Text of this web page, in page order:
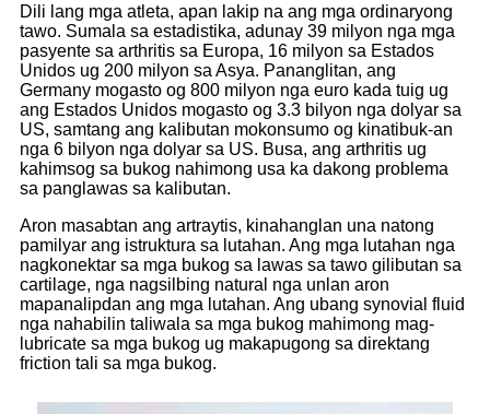
Dili lang mga atleta, apan lakip na ang mga ordinaryong
tawo. Sumala sa estadistika, adunay 39 milyon nga mga
pasyente sa arthritis sa Europa, 16 milyon sa Estados
Unidos ug 200 milyon sa Asya. Pananglitan, ang
Germany mogasto og 800 milyon nga euro kada tuig ug
ang Estados Unidos mogasto og 3.3 bilyon nga dolyar sa
US, samtang ang kalibutan mokonsumo og kinatibuk-an
nga 6 bilyon nga dolyar sa US. Busa, ang arthritis ug
kahimsog sa bukog nahimong usa ka dakong problema
sa panglawas sa kalibutan.
Aron masabtan ang artraytis, kinahanglan una natong
pamilyar ang istruktura sa lutahan. Ang mga lutahan nga
nagkonektar sa mga bukog sa lawas sa tawo gilibutan sa
cartilage, nga nagsilbing natural nga unlan aron
mapanalipdan ang mga lutahan. Ang ubang synovial fluid
nga nahabilin taliwala sa mga bukog mahimong mag-
lubricate sa mga bukog ug makapugong sa direktang
friction tali sa mga bukog.